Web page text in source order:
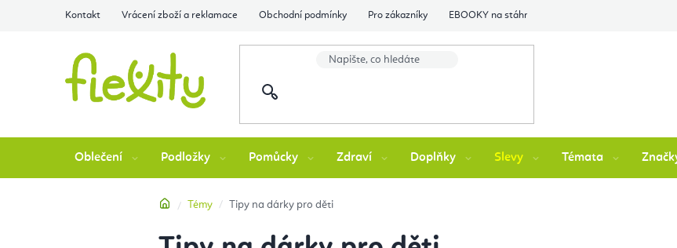
Kontakt Vrácení zboží a reklamace Obchodní podmínky Pro zákazníky EBOOKY na stáhnutí
Oblečení Podložky Pomůcky Zdraví Doplňky Slevy Témata
DomůTémy Tipy na dárky pro děti